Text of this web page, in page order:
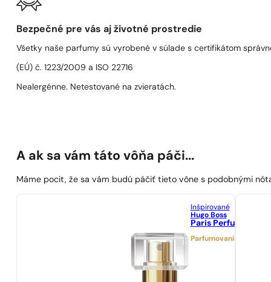
Bezpečné pre vás aj životné prostredie
Všetky naše parfumy sú vyrobené v súlade s certifikátom
(EÚ) č. 1223/2009 a ISO 22716
Nealergénne. Netestované na zvieratách.
A ak sa vám táto vôňa páči...
Máme pocit, že sa vám budú páčiť tieto vône s podobnými
Inšpirované
Hugo Boss
Paris Perfumes N°
Parfumovanie 25%